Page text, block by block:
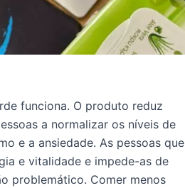
funciona. O produto reduz
a normalizar os níveis de
e a ansiedade. As pessoas que
e vitalidade e impede-as de
problemático. Comer menos